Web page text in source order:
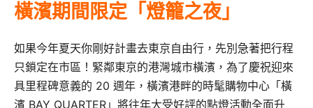
橫濱期間限定「燈籠之夜」
如果今年夏天你剛好計畫去東京自由行，先別急著把行程
只鎖定在市區！緊鄰東京的港灣城市橫濱，為了慶祝迎來
具里程碑意義的 20 週年，橫濱港畔的時髦購物中心「橫
濱 BAY QUARTER」將往年大受好評的點燈活動全面升